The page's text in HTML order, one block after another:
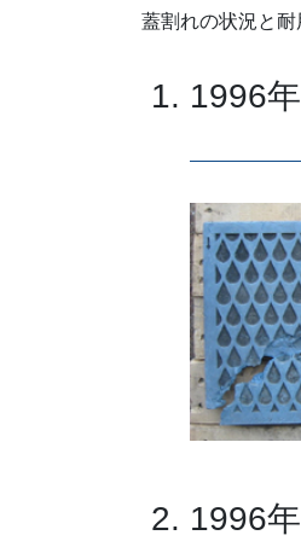
蓋割れの状況と
1996
1996